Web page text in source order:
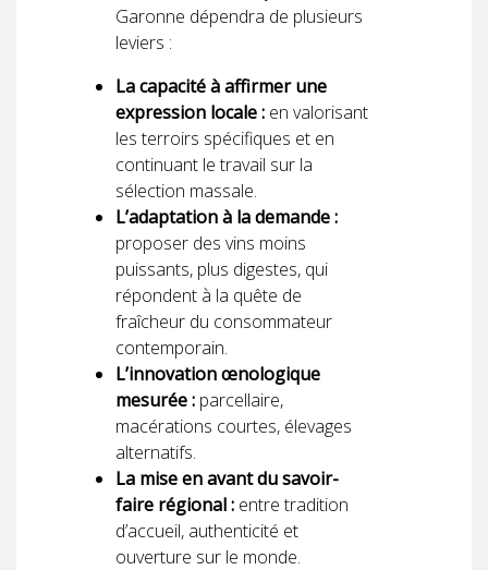
Garonne dépendra de plusieurs
leviers :
La capacité à affirmer une
expression locale : en valorisant
les terroirs spécifiques et en
continuant le travail sur la
sélection massale.
L’adaptation à la demande :
proposer des vins moins
puissants, plus digestes, qui
répondent à la quête de
fraîcheur du consommateur
contemporain.
L’innovation œnologique
mesurée : parcellaire,
macérations courtes, élevages
alternatifs.
La mise en avant du savoir-
faire régional : entre tradition
d’accueil, authenticité et
ouverture sur le monde.